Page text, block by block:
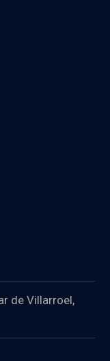
de Villarroel,